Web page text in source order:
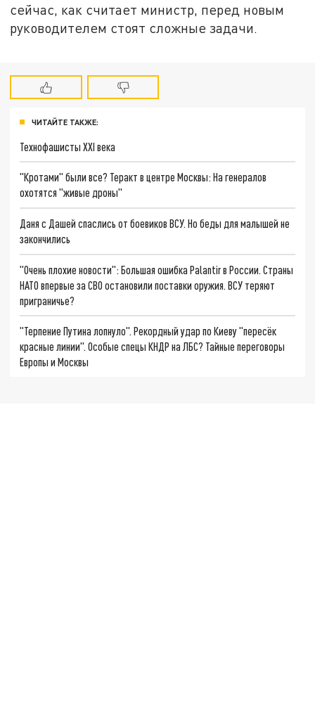
сейчас, как считает министр, перед новым
руководителем стоят сложные задачи.
ЧИТАЙТЕ ТАКЖЕ:
Технофашисты XXI века
"Кротами" были все? Теракт в центре Москвы: На генералов
охотятся "живые дроны"
Даня с Дашей спаслись от боевиков ВСУ. Но беды для малышей не
закончились
"Очень плохие новости": Большая ошибка Palantir в России. Страны
НАТО впервые за СВО остановили поставки оружия. ВСУ теряют
приграничье?
"Терпение Путина лопнуло". Рекордный удар по Киеву "пересёк
красные линии". Особые спецы КНДР на ЛБС? Тайные переговоры
Европы и Москвы